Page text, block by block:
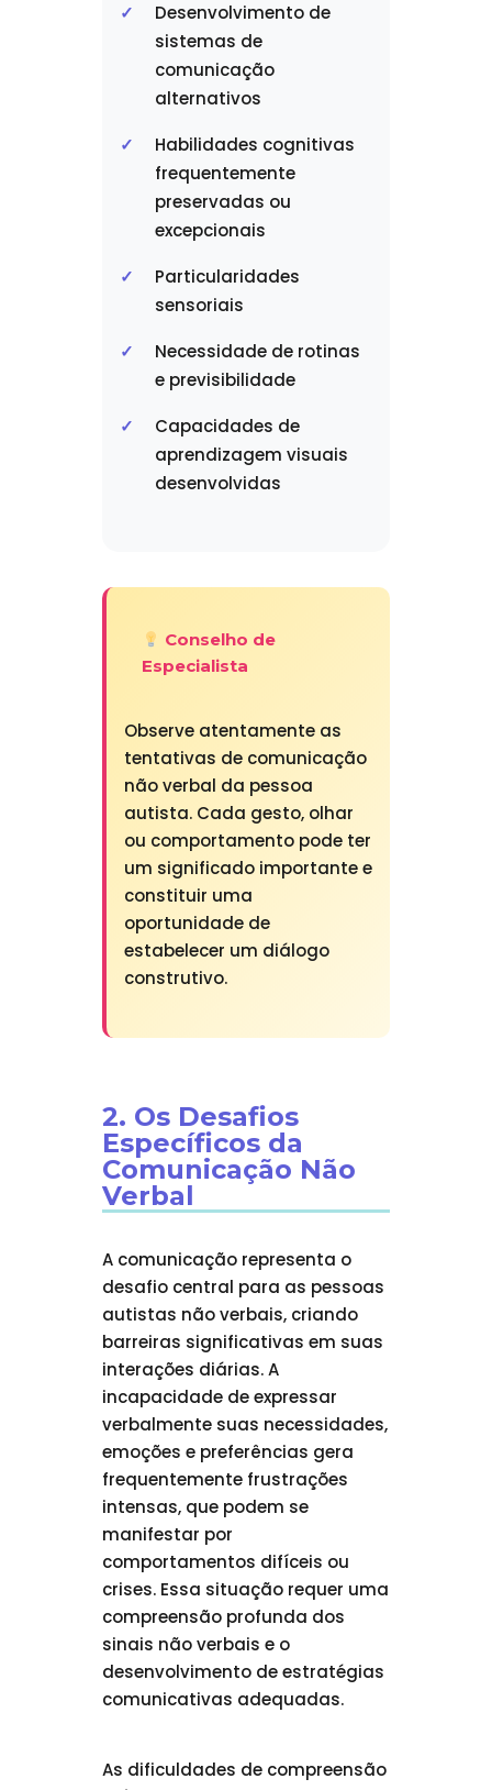
Desenvolvimento de
sistemas de
comunicação
alternativos
Habilidades cognitivas
frequentemente
preservadas ou
excepcionais
Particularidades
sensoriais
Necessidade de rotinas
e previsibilidade
Capacidades de
aprendizagem visuais
desenvolvidas
Conselho de
Especialista
Observe atentamente as
tentativas de comunicação
não verbal da pessoa
autista. Cada gesto, olhar
ou comportamento pode ter
um significado importante e
constituir uma
oportunidade de
estabelecer um diálogo
construtivo.
2. Os Desafios
Específicos da
Comunicação Não
Verbal
A comunicação representa o
desafio central para as pessoas
autistas não verbais, criando
barreiras significativas em suas
interações diárias. A
incapacidade de expressar
verbalmente suas necessidades,
emoções e preferências gera
frequentemente frustrações
intensas, que podem se
manifestar por
comportamentos difíceis ou
crises. Essa situação requer uma
compreensão profunda dos
sinais não verbais e o
desenvolvimento de estratégias
comunicativas adequadas.
As dificuldades de compreensão